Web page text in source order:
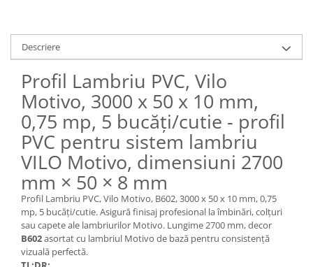
Descriere
Profil Lambriu PVC, Vilo
Motivo, 3000 x 50 x 10 mm,
0,75 mp, 5 bucăți/cutie - profil
PVC pentru sistem lambriu
VILO Motivo, dimensiuni 2700
mm × 50 × 8 mm
Profil Lambriu PVC, Vilo Motivo, B602, 3000 x 50 x 10 mm, 0,75
mp, 5 bucăți/cutie. Asigură finisaj profesional la îmbinări, colțuri
sau capete ale lambriurilor Motivo. Lungime 2700 mm, decor
B602asortat cu lambriul Motivo de bază pentru consistență
vizuală perfectă.